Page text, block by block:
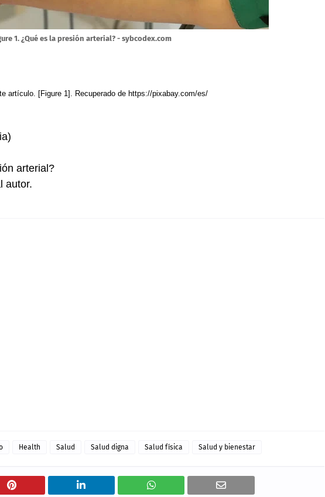
1. ¿Qué es la presión arterial? - sybcodex.com
artículo. [Figure 1]. Recuperado de https://pixabay.com/es/
arterial?
autor.
Health Salud Salud digna Salud física Salud y bienestar